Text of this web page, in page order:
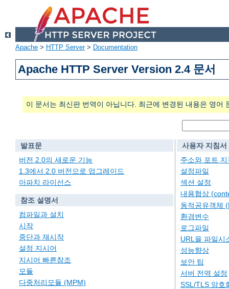
Apache > HTTP Server> Documentation
Apache HTTP Server Version 2.4 문서
이 문서는 최신판 번역이 아닙니다. 최근에 변경된 내용은 영어
발표문
버전 2.0의 새로운 기능
1.3에서 2.0 버전으로 업그레이드
아파치 라이선스
참조 설명서
컴파일과 설치
시작
중단과 재시작
설정 지시어
지시어 빠른참조
모듈
다중처리모듈 (MPM)
사용자 지침서
주소와 포트 지
설정파일
섹션 설정
내용협상
동적공유객체
환경변수
로그파일
URL을 파일시
성능향상
보안 팁
서버 전역 설정
SSL/TLS 암호